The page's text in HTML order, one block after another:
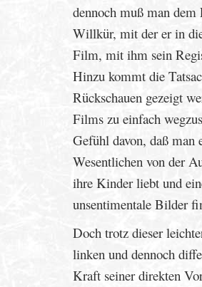
dennoch muß man
Willkür, mit der er in
Film, mit ihm sein
Hinzu kommt die
Rückschauen gezeigt
Films zu einfach
Gefühl davon, daß
Wesentlichen von der
ihre Kinder liebt und
unsentimentale Bilder
Doch trotz dieser
linken und dennoch
Kraft seiner direkten